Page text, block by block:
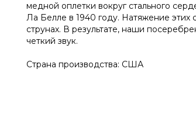
медной оплетки вокруг стального
Ла Белле в 1940 году. Натяжение этих
струнах. В результате, наши
четкий звук.
Страна производства: США